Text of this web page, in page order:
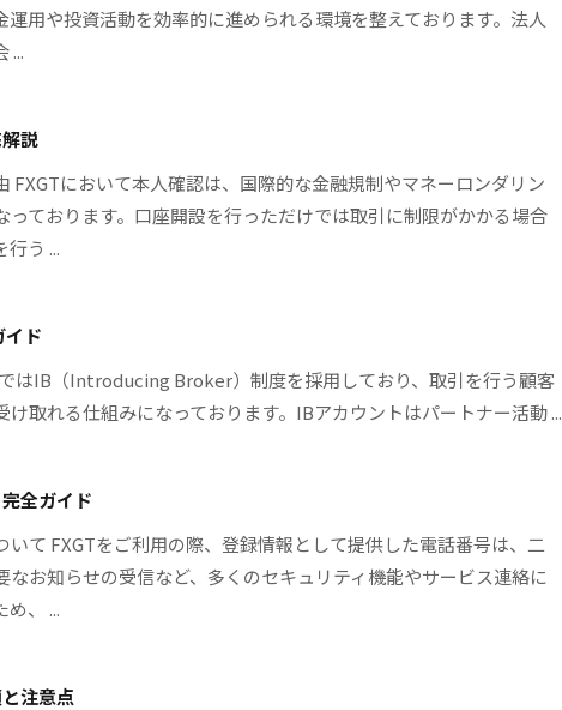
運用や投資活動を効率的に進められる環境を整えております。法人
...
説
FXGTにおいて本人確認は、国際的な金融規制やマネーロンダリン
っております。口座開設を行っただけでは取引に制限がかかる場合
う ...
イド
はIB（Introducing Broker）制度を採用しており、取引を行う顧客
け取れる仕組みになっております。IBアカウントはパートナー活動 ...
全ガイド
いて FXGTをご利用の際、登録情報として提供した電話番号は、二
なお知らせの受信など、多くのセキュリティ機能やサービス連絡に
、 ...
注意点